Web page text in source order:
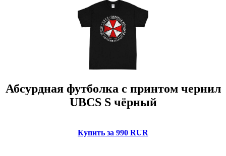
Абсурдная футболка с принтом чернил
UBCS S чёрный
Купить за 990 RUR